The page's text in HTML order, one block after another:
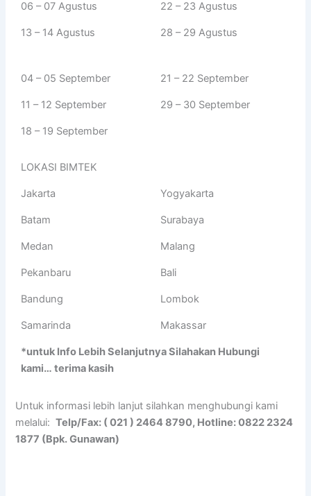
06 – 07 Agustus
22 – 23 Agustus
13 – 14 Agustus 28 – 29 Agustus
04 – 05 September 21 – 22 September
11 – 12 September 29 – 30 September
18 – 19 September
LOKASI BIMTEK
Jakarta Yogyakarta
Batam Surabaya
Medan Malang
Pekanbaru Bali
Bandung Lombok
Samarinda Makassar
*untuk Info Lebih Selanjutnya Silahakan Hubungi
kami… terima kasih
Untuk informasi lebih lanjut silahkan menghubungi kami
melalui:Telp/Fax: ( 021 ) 2464 8790, Hotline: 0822 2324
1877 (Bpk. Gunawan)